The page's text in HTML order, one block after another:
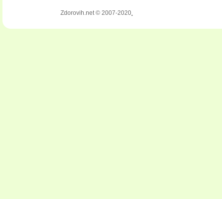
Zdorovih.net © 2007-2020